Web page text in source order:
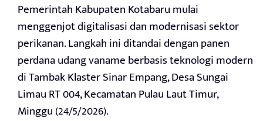
Pemerintah Kabupaten Kotabaru mulai
menggenjot digitalisasi dan modernisasi sektor
perikanan. Langkah ini ditandai dengan panen
perdana udang vaname berbasis teknologi modern
di Tambak Klaster Sinar Empang, Desa Sungai
Limau RT 004, Kecamatan Pulau Laut Timur,
Minggu (24/5/2026).